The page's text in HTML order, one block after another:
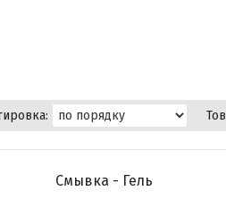
Смывка - Гель